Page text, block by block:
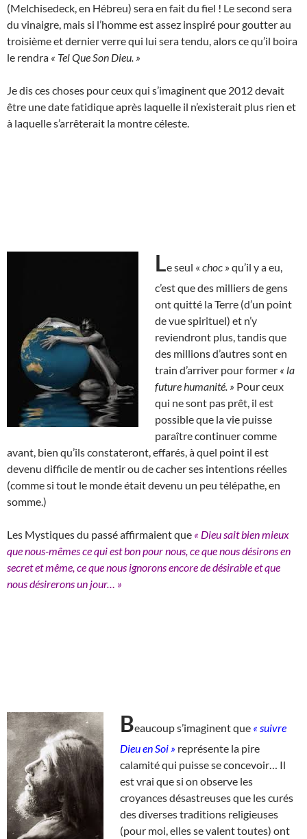
(Melchisedeck, en Hébreu) sera en fait du fiel ! Le second sera
du vinaigre, mais si l’homme est assez inspiré pour goutter au
troisième et dernier verre qui lui sera tendu, alors ce qu’il boira
le rendra « Tel Que Son Dieu. »
Je dis ces choses pour ceux qui s’imaginent que 2012 devait
être une date fatidique après laquelle il n’existerait plus rien et
à laquelle s’arrêterait la montre céleste.
Le seul « choc » qu’il y a eu,
c’est que des milliers de gens
ont quitté la Terre (d’un point
de vue spirituel) et n’y
reviendront plus, tandis que
des millions d’autres sont en
train d’arriver pour former « la
future humanité. » Pour ceux
qui ne sont pas prêt, il est
possible que la vie puisse
paraître continuer comme
avant, bien qu’ils constateront, effarés, à quel point il est
devenu difficile de mentir ou de cacher ses intentions réelles
(comme si tout le monde était devenu un peu télépathe, en
somme.)
Les Mystiques du passé affirmaient que « Dieu sait bien mieux
que nous-mêmes ce qui est bon pour nous, ce que nous désirons en
secret et même, ce que nous ignorons encore de désirable et que
nous désirerons un jour… »
Beaucoup s’imaginent que « suivre
Dieu en Soi » représente la pire
calamité qui puisse se concevoir… Il
est vrai que si on observe les
croyances désastreuses que les curés
des diverses traditions religieuses
(pour moi, elles se valent toutes) ont